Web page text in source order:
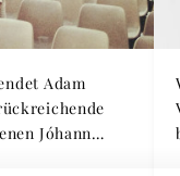
Adam
Jóhann